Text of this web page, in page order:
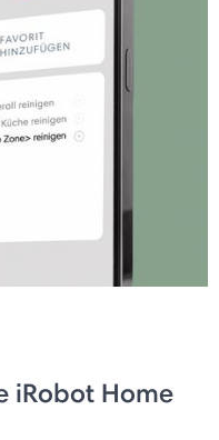
iRobot Home